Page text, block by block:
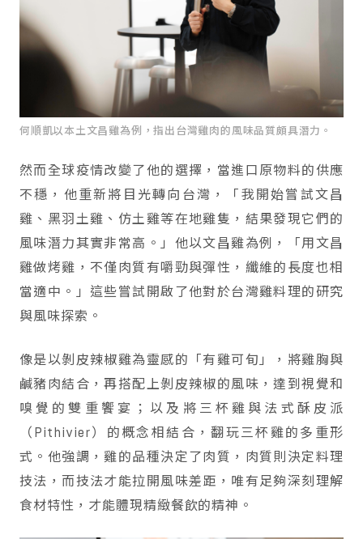
何順凱以本土文昌雞為例，指出台灣雞肉的風味品質頗具潛力。
然而全球疫情改變了他的選擇，當進口原物料的供應
不穩，他重新將目光轉向台灣，「我開始嘗試文昌
雞、黑羽土雞、仿土雞等在地雞隻，結果發現它們的
風味潛力其實非常高。」他以文昌雞為例，「用文昌
雞做烤雞，不僅肉質有嚼勁與彈性，纖維的長度也相
當適中。」這些嘗試開啟了他對於台灣雞料理的研究
與風味探索。
像是以剝皮辣椒雞為靈感的「有雞可旬」，將雞胸與
鹹豬肉結合，再搭配上剝皮辣椒的風味，達到視覺和
嗅覺的雙重饗宴；以及將三杯雞與法式酥皮派
（Pithivier）的概念相結合，翻玩三杯雞的多重形
式。他強調，雞的品種決定了肉質，肉質則決定料理
技法，而技法才能拉開風味差距，唯有足夠深刻理解
食材特性，才能體現精緻餐飲的精神。